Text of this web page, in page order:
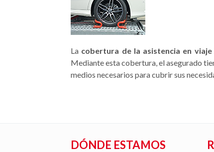
La cobertura de la asistencia en viaje
Mediante esta cobertura, el asegurado
medios necesarios para cubrir sus
DÓNDE ESTAMOS